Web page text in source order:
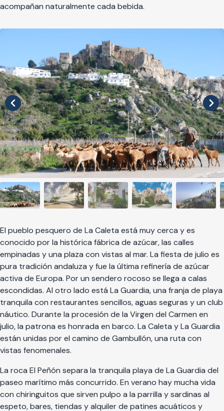
acompañan naturalmente cada bebida.
El pueblo pesquero de La Caleta está muy cerca y es
conocido por la histórica fábrica de azúcar, las calles
empinadas y una plaza con vistas al mar. La fiesta de julio es
pura tradición andaluza y fue la última refinería de azúcar
activa de Europa. Por un sendero rocoso se llega a calas
escondidas. Al otro lado está La Guardia, una franja de playa
tranquila con restaurantes sencillos, aguas seguras y un club
náutico. Durante la procesión de la Virgen del Carmen en
julio, la patrona es honrada en barco. La Caleta y La Guardia
están unidas por el camino de Gambullón, una ruta con
vistas fenomenales.
La roca El Peñón separa la tranquila playa de La Guardia del
paseo marítimo más concurrido. En verano hay mucha vida
con chiringuitos que sirven pulpo a la parrilla y sardinas al
espeto, bares, tiendas y alquiler de patines acuáticos y